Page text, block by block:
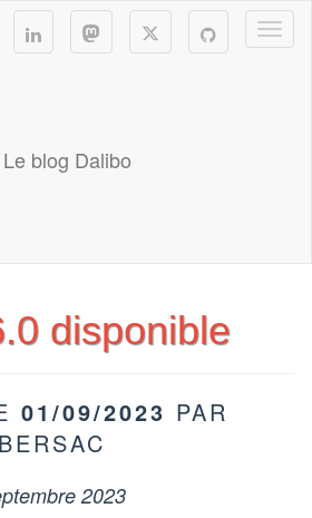
Le blog Dalibo
disponible
01/09/2023 PAR
2023